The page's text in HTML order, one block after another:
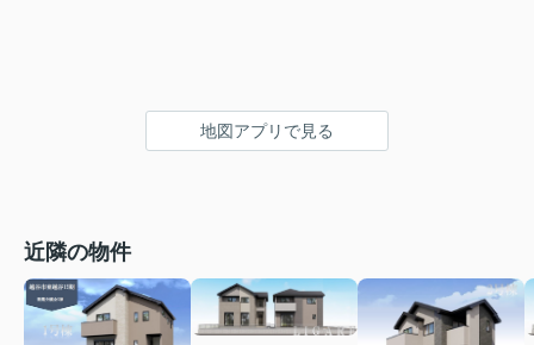
地図アプリで見る
近隣の物件